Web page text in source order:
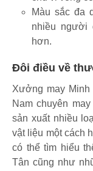
Màu sắc đa
nhiều người
hơn.
Đôi điều về
Xưởng may
Nam chuyên
sản xuất nhiều
vật liệu một cách
có thể tìm hiểu
Tân cũng như